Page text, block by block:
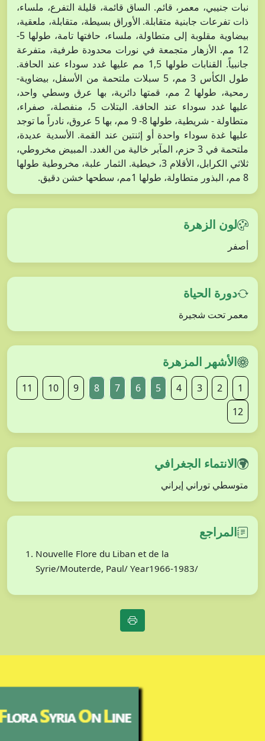
نبات جنيبي، معمر، قائم. الساق قائمة، قليلة التفرع، ملساء،
ذات تفرعات جابنية متقابلة. الأوراق بسيطة، متقابلة، ملعقية،
بيضاوية مقلوبة إلى متطاولة، ملساء، حافتها تامة، طولها 5-
12 مم. الأزهار متجمعة في نورات محدودة طرفية، متفرعة
جانبياً. القنابات طولها 1,5 مم عليها غدد سوداء عند الحافة.
طول الكأس 3 مم، 5 سبلات ملتحمة من الأسفل، بيضاوية-
رمحية، طولها 2 مم، قمتها دائرية، بها عرق وسطي واحد،
عليها غدد سوداء عند الحافة. البتلات 5، منفصلة، صفراء،
متطاولة - شريطية، طولها 8- 9 مم، بها 5 عروق، نادراً ما توجد
عليها غدة سوداء واحدة أو إثنتين عند القمة. الأسدية عديدة،
ملتحمة في 3 حزم، المآبر خالية من الغدد. المبيض مخروطي،
ثلاثي الكرابل، الأقلام 3، خيطية. الثمار علبة، مخروطية طولها
8 مم، البذور متطاولة، طولها 1مم، سطحها خشن دقيق.
لون الزهرة
أصفر
دورة الحياة
معمر تحت شجيرة
الأشهر المزهرة
1
2
3
4
5
6
7
8
9
10
11
12
الانتماء الجغرافي
متوسطي توراني إيراني
المراجع
Nouvelle Flore du Liban et de la
Syrie/Mouterde, Paul/ Year1966-1983/